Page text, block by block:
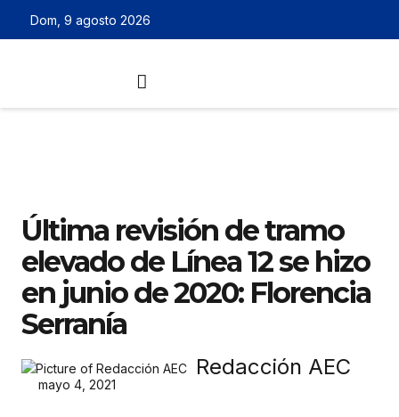
Dom, 9 agosto 2026
Última revisión de tramo
elevado de Línea 12 se hizo
en junio de 2020: Florencia
Serranía
Redacción AEC
mayo 4, 2021